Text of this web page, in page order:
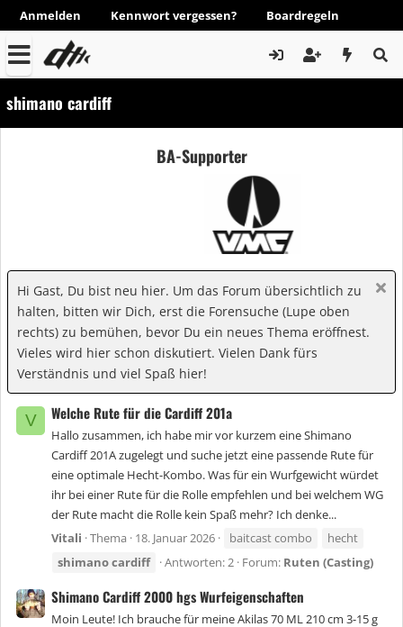
Anmelden Kennwort vergessen? Boardregeln
shimano cardiff
BA-Supporter
Hi Gast, Du bist neu hier. Um das Forum übersichtlich zu
halten, bitten wir Dich, erst die Forensuche (Lupe oben
rechts) zu bemühen, bevor Du ein neues Thema eröffnest.
Vieles wird hier schon diskutiert. Vielen Dank fürs
Verständnis und viel Spaß hier!
V Welche Rute für die Cardiff 201a
Hallo zusammen, ich habe mir vor kurzem eine Shimano
Cardiff 201A zugelegt und suche jetzt eine passende Rute für
eine optimale Hecht-Kombo. Was für ein Wurfgewicht würdet
ihr bei einer Rute für die Rolle empfehlen und bei welchem WG
der Rute macht die Rolle kein Spaß mehr? Ich denke...
Vitali Thema 18. Januar 2026 baitcast combo
hecht
shimanocardiff Antworten: 2 Forum: Ruten (Casting)
Shimano Cardiff 2000 hgs Wurfeigenschaften
Moin Leute! Ich brauche für meine Akilas 70 ML 210 cm 3-15 g